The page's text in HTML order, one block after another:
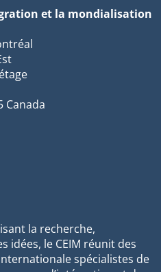
et la mondialisation
étage
Canada
la recherche,
idées, le CEIM réunit des
spécialistes de